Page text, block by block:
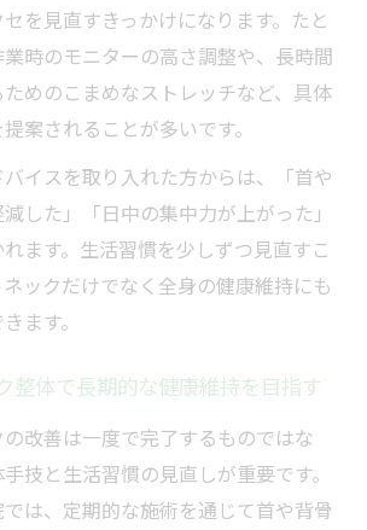
を見直すきっかけになります。たと
時のモニターの高さ調整や、長時間
めのこまめなストレッチなど、具体
案されることが多いです。
イスを取り入れた方からは、「首や
した」「日中の集中力が上がった」
ます。生活習慣を少しずつ見直すこ
ックだけでなく全身の健康維持にも
ます。
整体で長期的な健康維持を目指す
改善は一度で完了するものではな
技と生活習慣の見直しが重要です。
は、定期的な施術を通じて首や背骨